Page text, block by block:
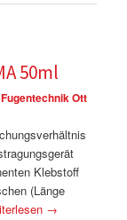
50ml
Fugentechnik Ott
Klebstoff
(Länge
→